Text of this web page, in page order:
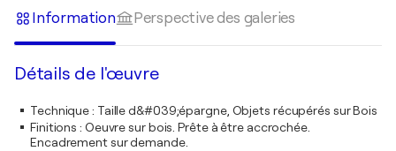
Information Perspective des galeries
Détails de l'œuvre
Technique: Taille d&#039;épargne, Objets récupérés sur Bois
Finitions : Oeuvre sur bois. Prête à être accrochée.
Encadrement sur demande.